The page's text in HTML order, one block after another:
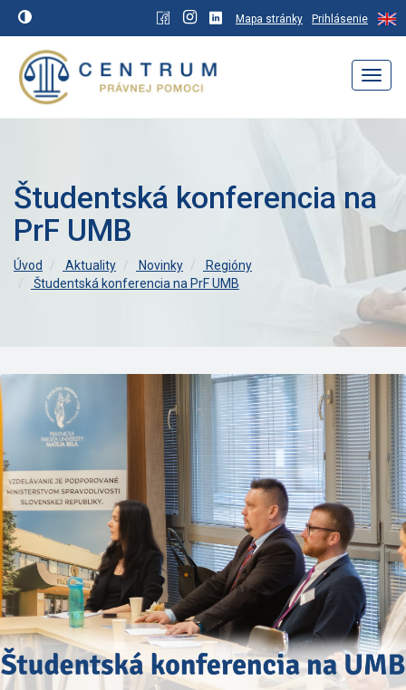
Mapa stránky Prihlásenie
Študentská konferencia na
PrF UMB
Úvod Aktuality Novinky
Regióny
Študentská konferencia na PrF UMB